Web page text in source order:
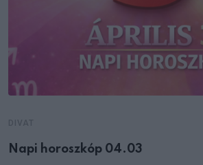
Napi horoszkóp 04.03